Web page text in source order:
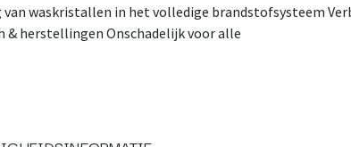
waskristallen in het volledige brandstofsysteem
& herstellingen Onschadelijk voor alle